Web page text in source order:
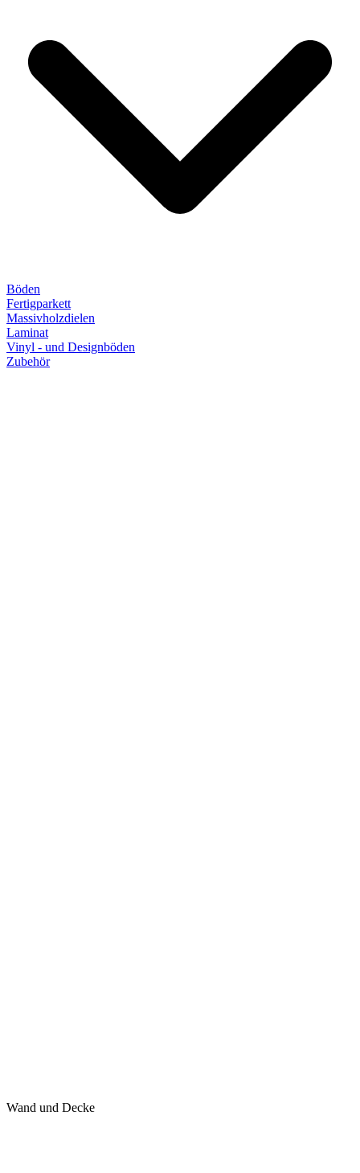
Böden
Fertigparkett
Massivholzdielen
Laminat
Vinyl - und Designböden
Zubehör
Wand und Decke